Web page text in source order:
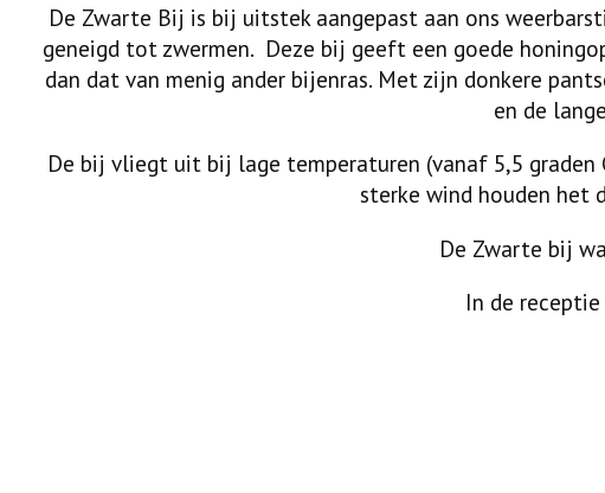
De Zwarte Bij is bij uitstek aangepast aan ons
geneigd tot zwermen. Deze bij geeft een goede
dan dat van menig ander bijenras. Met zijn donkere
en de
De bij vliegt uit bij lage temperaturen (vanaf 5,5 graden
sterke wind houden het
De Zwarte bij
In de